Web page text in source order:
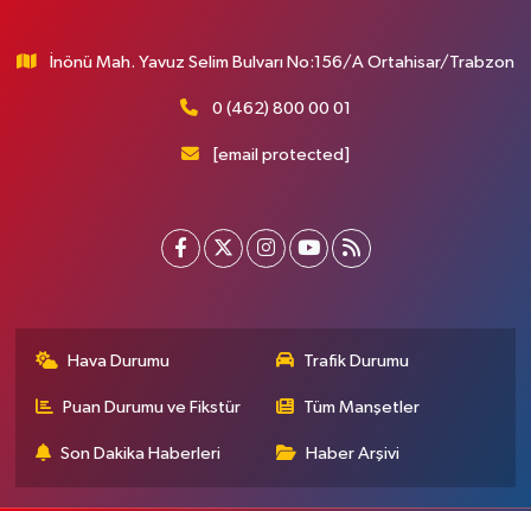
İnönü Mah. Yavuz Selim Bulvarı No:156/A Ortahisar/Trabzon
0 (462) 800 00 01
[email protected]
Hava Durumu Trafik Durumu
Puan Durumu ve Fikstür Tüm Manşetler
Son Dakika Haberleri Haber Arşivi